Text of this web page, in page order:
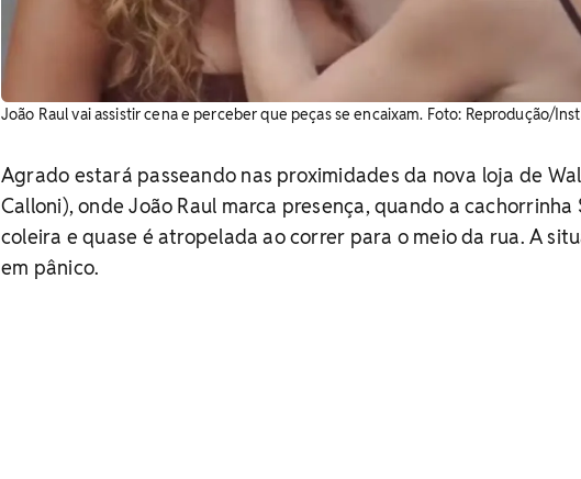
João Raul vai assistir cena e perceber que peças se encaixam. Foto: Reprodução/
Agrado estará passeando nas proximidades da nova loja de
Calloni), onde João Raul marca presença, quando a
coleira e quase é atropelada ao correr para o meio da rua. A
em pânico.